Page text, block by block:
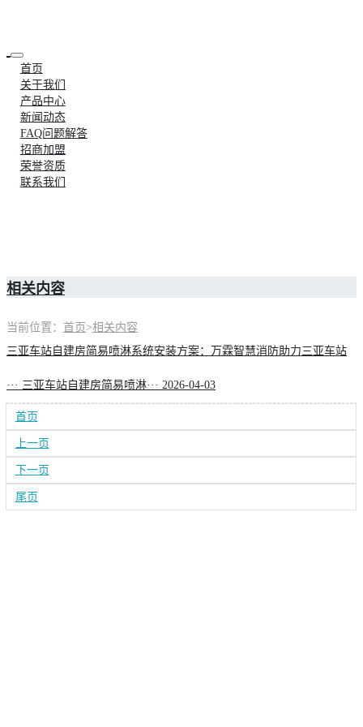
首页
关于我们
产品中心
新闻动态
FAQ问题解答
招商加盟
荣誉资质
联系我们
相关内容
当前位置： 首页 >相关内容
三亚车站自建房简易喷淋系统安装方案：万霖智慧消防助力三亚车站
··· 三亚车站自建房简易喷淋··· 2026-04-03
首页
上一页
下一页
尾页